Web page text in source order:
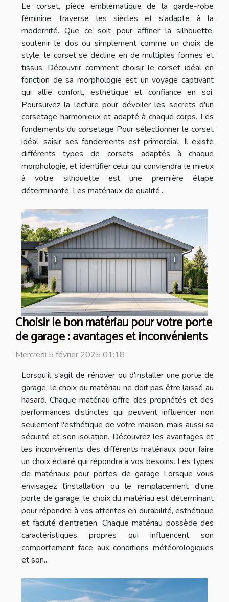
Le corset, pièce emblématique de la garde-robe
féminine, traverse les siècles et s'adapte à la
modernité. Que ce soit pour affiner la silhouette,
soutenir le dos ou simplement comme un choix de
style, le corset se décline en de multiples formes et
tissus. Découvrir comment choisir le corset idéal en
fonction de sa morphologie est un voyage captivant
qui allie confort, esthétique et confiance en soi.
Poursuivez la lecture pour dévoiler les secrets d'un
corsetage harmonieux et adapté à chaque corps. Les
fondements du corsetage Pour sélectionner le corset
idéal, saisir ses fondements est primordial. Il existe
différents types de corsets adaptés à chaque
morphologie, et identifier celui qui conviendra le mieux
à votre silhouette est une première étape
déterminante. Les matériaux de qualité...
Choisir le bon matériau pour votre porte
de garage : avantages et inconvénients
Mercredi 5 février 2025 01:18
Lorsqu'il s'agit de rénover ou d'installer une porte de
garage, le choix du matériau ne doit pas être laissé au
hasard. Chaque matériau offre des propriétés et des
performances distinctes qui peuvent influencer non
seulement l'esthétique de votre maison, mais aussi sa
sécurité et son isolation. Découvrez les avantages et
les inconvénients des différents matériaux pour faire
un choix éclairé qui répondra à vos besoins. Les types
de matériaux pour portes de garage Lorsque vous
envisagez l'installation ou le remplacement d'une
porte de garage, le choix du matériau est déterminant
pour répondre à vos attentes en durabilité, esthétique
et facilité d'entretien. Chaque matériau possède des
caractéristiques propres qui influencent son
comportement face aux conditions météorologiques
et son...